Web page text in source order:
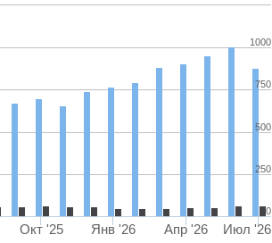
Окт '25 Янв '26 Апр '26 Июл '26
0
1000
250
500
750